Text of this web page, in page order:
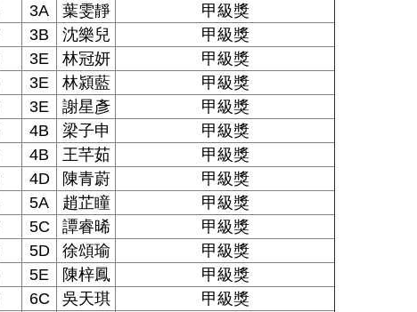
3A 葉雯靜
甲級獎
3B 沈樂兒
甲級獎
3E 林冠妍
甲級獎
3E 林潁藍
甲級獎
3E 謝星彥
甲級獎
4B 梁子申
甲級獎
4B 王芊茹
甲級獎
4D 陳青蔚
甲級獎
5A 趙芷瞳
甲級獎
5C 譚睿晞
甲級獎
5D 徐頌瑜
甲級獎
5E 陳梓鳳
甲級獎
6C 吳天琪 甲級獎